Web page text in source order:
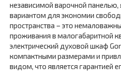
независимой варочной
вариантом для экономии
пространства – это
проживания в малогабаритной
электрический духовой шкаф
компактными размерами и
видом, что является гарантией